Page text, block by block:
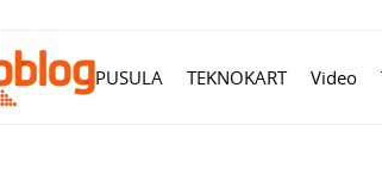
PUSULA TEKNOKART Video